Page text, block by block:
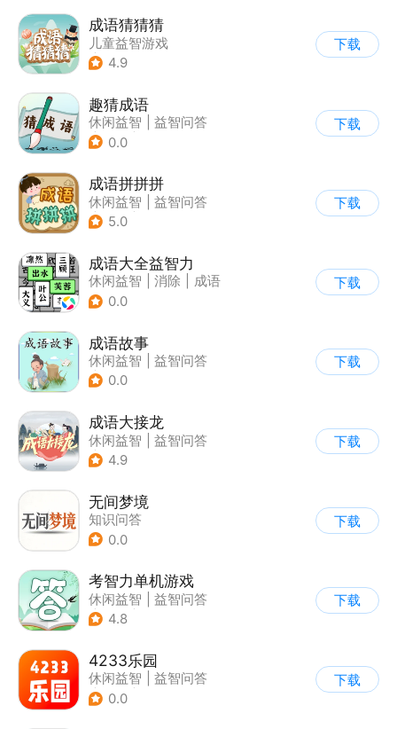
成语猜猜猜
儿童益智游戏
| 文字游戏
4.9
下载
趣猜成语
休闲益智
益智问答
| 成语
0.0
下载
成语拼拼拼
休闲益智
益智问答
| 成语
5.0
下载
成语大全益智力
休闲益智 消除
成语
0.0
下载
成语故事
休闲益智
益智问答
| 成语
0.0
下载
成语大接龙
休闲益智
益智问答
| 成语
4.9
下载
无间梦境
知识问答
0.0
下载
考智力单机游戏
休闲益智
益智问答
| 卡通
4.8
下载
4233乐园
休闲益智
益智问答
| 成语
0.0
下载